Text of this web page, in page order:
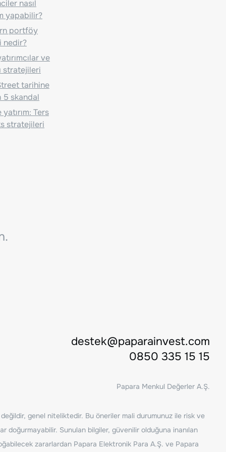
nasıl
yapabilir?
portföy
nedir?
ve
stratejileri
tarihine
5 skandal
Ters
stratejileri
destek@paparainvest.com
0850 335 15 15
Papara Menkul Değerler A.Ş.
değildir, genel niteliktedir. Bu öneriler mali durumunuz ile risk ve
doğurmayabilir. Sunulan bilgiler, güvenilir olduğuna inanılan
zararlardan Papara Elektronik Para A.Ş. ve Papara